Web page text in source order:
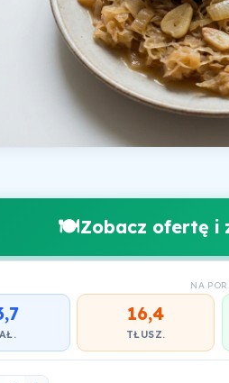
🍽️Zobacz ofertę i
NA
16,4
TŁUSZ.